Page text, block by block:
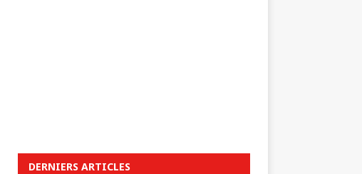
DERNIERS ARTICLES